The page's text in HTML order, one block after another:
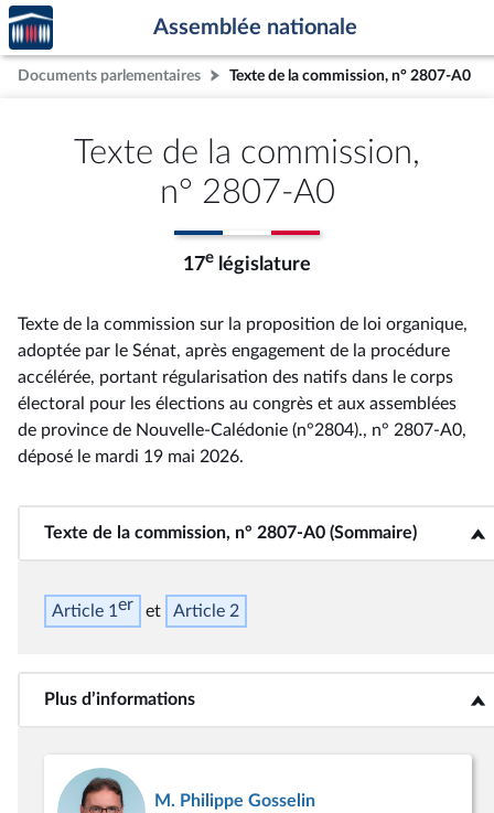
Aller au contenu
Aller en bas de la page
Accèder
à la
page
d'accueil
Assemblée nationale
Documents parlementaires Texte de la commission, n° 2807-A0
Texte de la commission,
n° 2807-A0
17e législature
Texte de la commission sur la proposition de loi organique,
adoptée par le Sénat, après engagement de la procédure
accélérée, portant régularisation des natifs dans le corps
électoral pour les élections au congrès et aux assemblées
de province de Nouvelle-Calédonie (n°2804)., n° 2807-A0,
déposé le mardi 19 mai 2026.
Texte de la commission, n° 2807-A0 (Sommaire)
<b>Texte de la commission, n° 2807-A0 (Sommaire)</b>
Article 1er Article 2
Plus d’informations<b>Plus d’informations</b>
M. Philippe Gosselin